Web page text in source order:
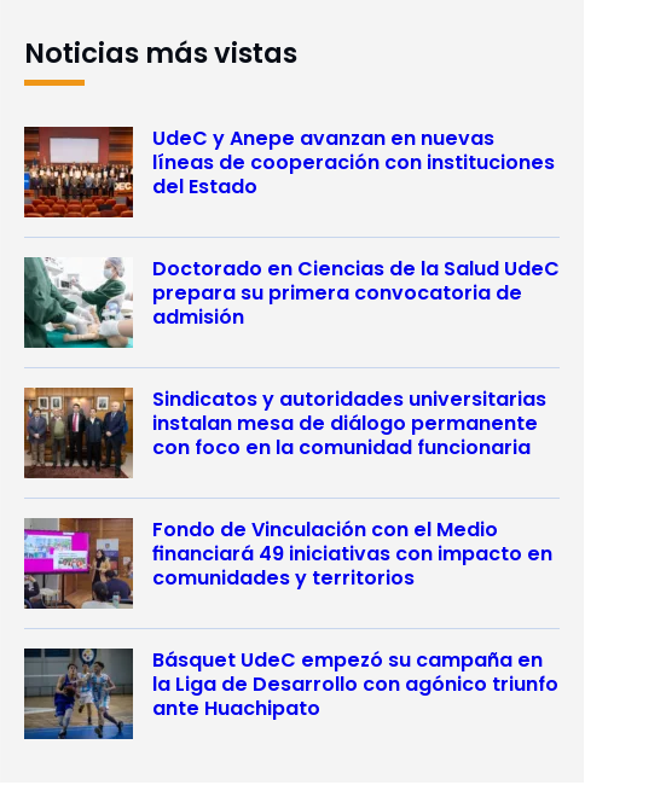
Noticias más vistas
UdeC y Anepe avanzan en nuevas
líneas de cooperación con instituciones
del Estado
Doctorado en Ciencias de la Salud UdeC
prepara su primera convocatoria de
admisión
Sindicatos y autoridades universitarias
instalan mesa de diálogo permanente
con foco en la comunidad funcionaria
Fondo de Vinculación con el Medio
financiará 49 iniciativas con impacto en
comunidades y territorios
Básquet UdeC empezó su campaña en
la Liga de Desarrollo con agónico triunfo
ante Huachipato